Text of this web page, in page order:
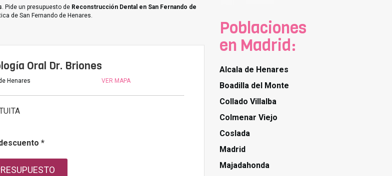
. Pide un presupuesto de Reconstrucción Dental en San Fernando de
de San Fernando de Henares.
Oral Dr. Briones
Henares VER MAPA
*
Poblaciones
en Madrid:
Alcala de Henares
Boadilla del Monte
Collado Villalba
Colmenar Viejo
Coslada
Madrid
Majadahonda